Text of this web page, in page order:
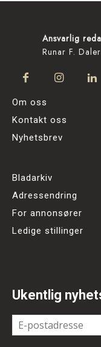
Ansvarlig
Runar F. Daler
Om oss
Kontakt oss
Nyhetsbrev
Bladarkiv
Adressendring
For annonsører
Ledige stillinger
Ukentlig